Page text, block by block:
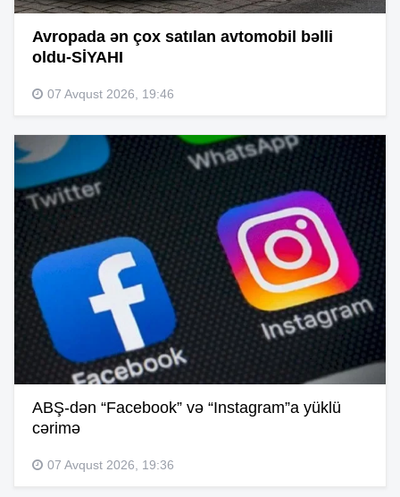
Avropada ən çox satılan avtomobil bəlli
oldu-SİYAHI
07 Avqust 2026, 19:46
ABŞ-dən “Facebook” və “Instagram”a yüklü
cərimə
07 Avqust 2026, 19:36